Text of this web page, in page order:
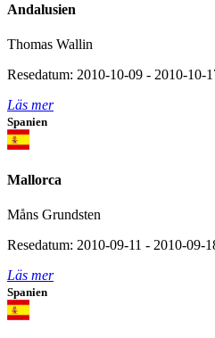
Andalusien
Thomas Wallin
Resedatum: 2010-10-09 - 2010-10-
Läs mer
Spanien
Mallorca
Måns Grundsten
Resedatum: 2010-09-11 - 2010-09-
Läs mer
Spanien